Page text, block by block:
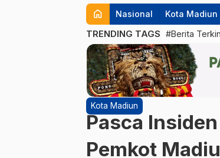
home Nasional Kota Madiun
TRENDING TAGS #Berita
Kota Madiun
Pasca
Pemkot